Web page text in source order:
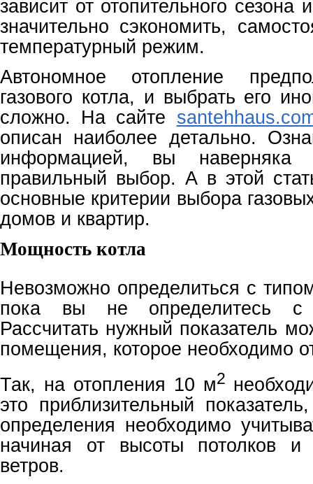
зависит от отопительного сезона
значительно сэкономить,
температурный режим.
Автономное отопление
газового котла, и выбрать его
сложно. На сайте
описан наиболее детально.
информацией, вы наверняка
правильный выбор. А в этой
основные критерии выбора
домов и квартир.
Мощность котла
Невозможно определиться с
пока вы не определитесь с
Рассчитать нужный показатель
помещения, которое необходимо
Так, на отопления 10 м2
это приблизительный
определения необходимо
начиная от высоты потолков и
ветров.